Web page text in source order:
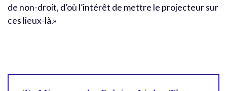
de non-droit, d’où l’intérêt de mettre le projecteur sur
ces lieux-là.»